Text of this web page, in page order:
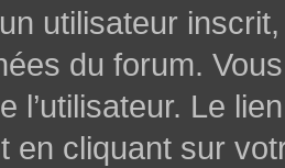
utilisateur
du forum.
l’utilisateur. Le
en cliquant sur